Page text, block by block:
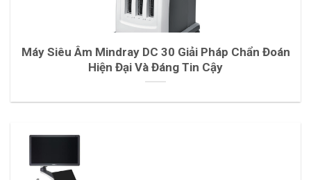
Máy Siêu Âm Mindray DC 30 Giải Pháp Chẩn Đoán
Hiện Đại Và Đáng Tin Cậy